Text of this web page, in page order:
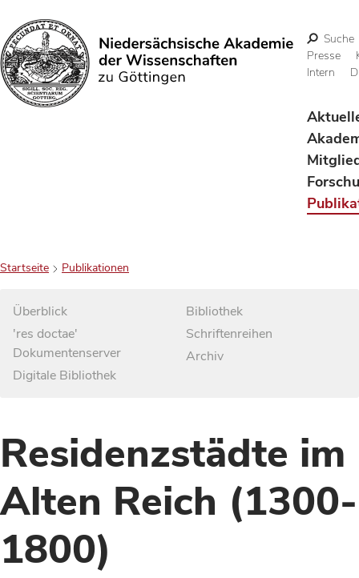
Suchen
Suche
Presse
Intern
Startseite Publikationen
Überblick
'res doctae'
Dokumentenserver
Digitale Bibliothek
Bibliothek
Schriftenreihen
Archiv
Residenzstädte im
Alten Reich (1300-
1800)